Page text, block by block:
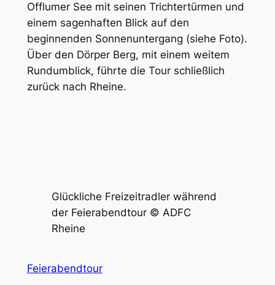
Offlumer See mit seinen Trichtertürmen und
einem sagenhaften Blick auf den
beginnenden Sonnenuntergang (siehe Foto).
Über den Dörper Berg, mit einem weitem
Rundumblick, führte die Tour schließlich
zurück nach Rheine.
Glückliche Freizeitradler während
der Feierabendtour © ADFC
Rheine
Feierabendtour